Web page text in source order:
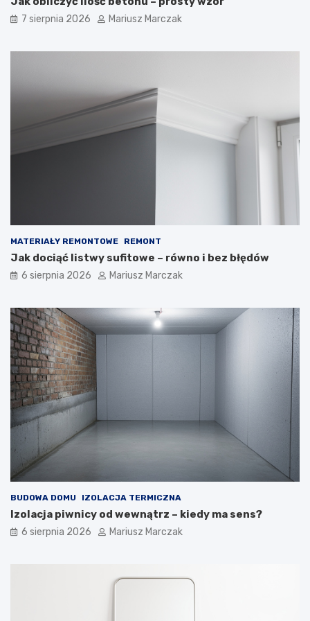
z
n
c
j
o
b
i
r
o
z
a
o
p
o
j
ś
ć
?
7 sierpnia 2026 Mariusz Marczak
MATERIAŁY REMONTOWE REMONT
Jak dociąć listwy sufitowe – równo i bez błędów
6 sierpnia 2026 Mariusz Marczak
BUDOWA DOMU IZOLACJA TERMICZNA
Izolacja piwnicy od wewnątrz – kiedy ma sens?
6 sierpnia 2026 Mariusz Marczak